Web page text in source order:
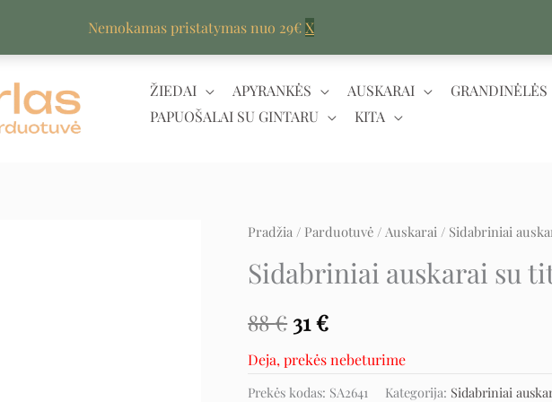
Nemokamas pristatymas nuo 29€X
ŽIEDAI
APYRANKĖS AUSKARAI GRANDINĖLĖS
PAPUOŠALAI SU GINTARU
KITA
Pradžia / Parduotuvė / Auskarai / Sidabriniai
Sidabriniai auskarai su
88€
Original
price
was:
88 €.
31€
Current
price
is:
31 €.
Deja, prekės nebeturime
Prekės kodas: SA2641 Kategorija: Sidabriniai